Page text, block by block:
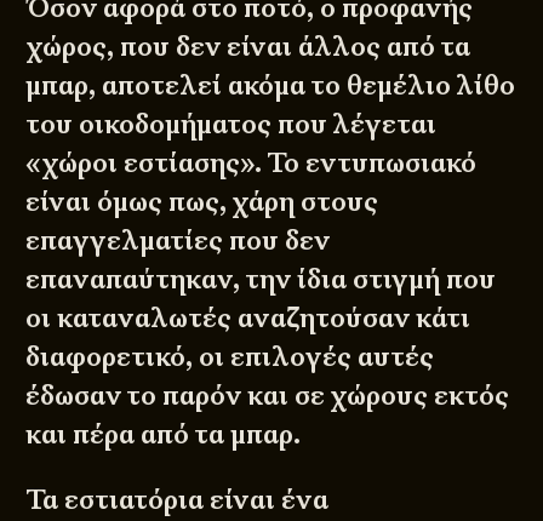
Όσον αφορά στο ποτό, ο προφανής
χώρος, που δεν είναι άλλος από τα
μπαρ, αποτελεί ακόμα το θεμέλιο λίθο
του οικοδομήματος που λέγεται
«χώροι εστίασης». Το εντυπωσιακό
είναι όμως πως, χάρη στους
επαγγελματίες που δεν
επαναπαύτηκαν, την ίδια στιγμή που
οι καταναλωτές αναζητούσαν κάτι
διαφορετικό, οι επιλογές αυτές
έδωσαν το παρόν και σε χώρους εκτός
και πέρα από τα μπαρ.
Τα εστιατόρια είναι ένα